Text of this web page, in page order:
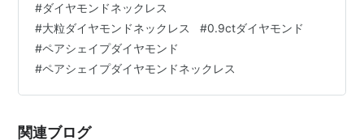
ろう、と友だち数名も含め満場一致でありました為、購
入に踏み切る事になりました。 クリスマスシーズンのお
買い物を済ませ、ホクホクした気分のある日の出来事で
す。 「来年の誕生日あたりには、耳にぶら下がるダイヤ
モンドの耳飾りが欲しいなァ…。」 ふと、このように思
#ダイヤモンドネックレス
#大粒ダイヤモンドネックレス #0.9ctダイヤモンド
#ペアシェイプダイヤモンド
#ペアシェイプダイヤモンドネックレス
関連ブログ